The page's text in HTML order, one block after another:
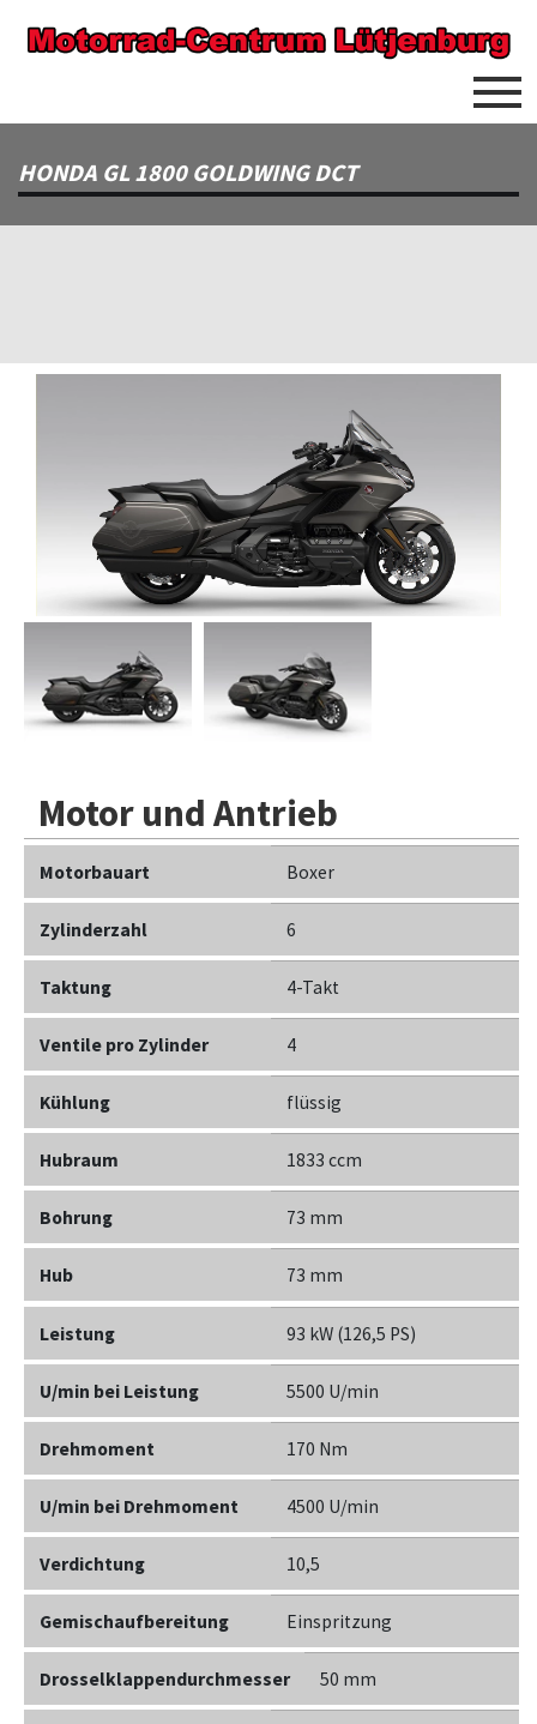
HONDA GL 1800 GOLDWING DCT
Previous
Motor und Antrieb
Motorbauart Boxer
Zylinderzahl 6
Taktung 4-Takt
Ventile pro Zylinder 4
Kühlung flüssig
Hubraum 1833 ccm
Bohrung 73 mm
Hub 73 mm
Leistung 93 kW (126,5 PS)
U/min bei Leistung 5500 U/min
Drehmoment 170 Nm
U/min bei Drehmoment 4500 U/min
Verdichtung 10,5
Gemischaufbereitung Einspritzung
Drosselklappendurchmesser 50 mm